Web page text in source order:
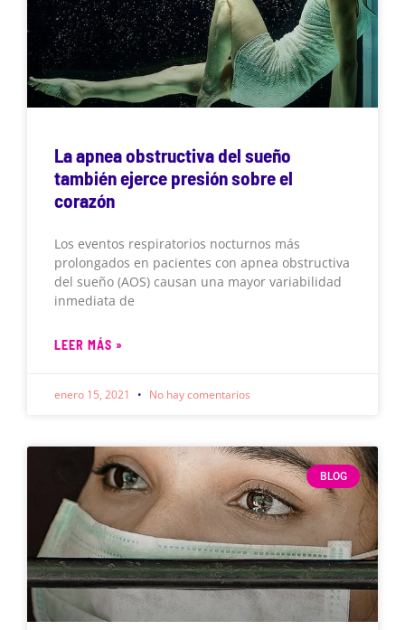
La apnea obstructiva del sueño
también ejerce presión sobre el
corazón
Los eventos respiratorios nocturnos más
prolongados en pacientes con apnea obstructiva
del sueño (AOS) causan una mayor variabilidad
inmediata de
LEER MÁS »
enero 15, 2021 No hay comentarios
BLOG